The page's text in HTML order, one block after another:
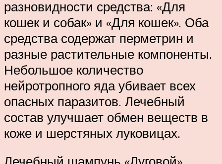
разновидности средства: «Для
кошек и собак» и «Для кошек». Оба
средства содержат перметрин и
разные растительные компоненты.
Небольшое количество
нейротропного яда убивает всех
опасных паразитов. Лечебный
состав улучшает обмен веществ в
коже и шерстяных луковицах.